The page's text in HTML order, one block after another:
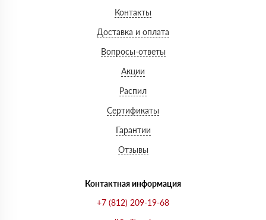
Контакты
Доставка и оплата
Вопросы-ответы
Акции
Распил
Сертификаты
Гарантии
Отзывы
Контактная информация
+7 (812) 209-19-68